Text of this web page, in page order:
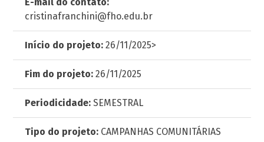
cristinafranchini@fho.edu.br
Início do projeto: 26/11/2025>
Fim do projeto: 26/11/2025
Periodicidade: SEMESTRAL
Tipo do projeto: CAMPANHAS COMUNITÁRIAS